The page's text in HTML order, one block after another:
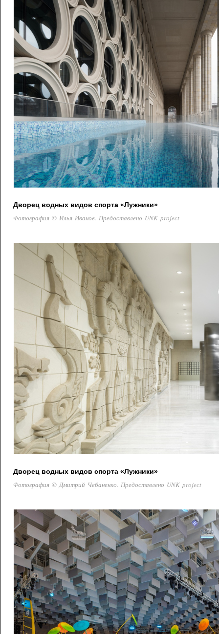
Дворец водных видов спорта «Лужники»
Фотография © Илья Иванов. Предоставлено UNK project
Дворец водных видов спорта «Лужники»
Фотография © Дмитрий Чебаненко. Предоставлено UNK project